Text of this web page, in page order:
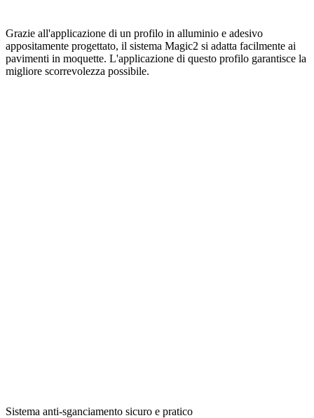
Grazie all'applicazione di un profilo in alluminio e adesivo
appositamente progettato, il sistema Magic2 si adatta facilmente ai
pavimenti in moquette. L'applicazione di questo profilo garantisce la
migliore scorrevolezza possibile.
Sistema anti-sganciamento sicuro e pratico